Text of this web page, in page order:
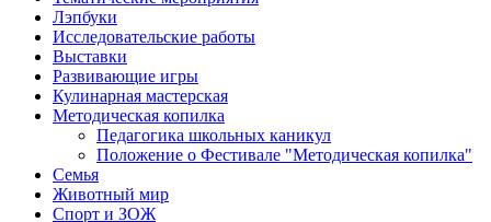
Лэпбуки
Исследовательские работы
Выставки
Развивающие игры
Кулинарная мастерская
Методическая копилка
Педагогика школьных каникул
Положение о Фестивале "Методическая копилка"
Семья
Животный мир
Спорт и ЗОЖ